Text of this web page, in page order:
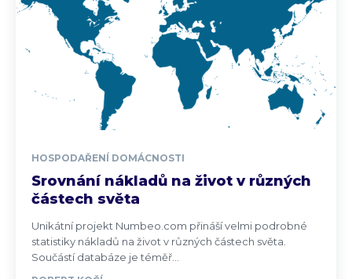
HOSPODAŘENÍ DOMÁCNOSTI
Srovnání nákladů na život v různých
částech světa
Unikátní projekt Numbeo.com přináší velmi podrobné
statistiky nákladů na život v různých částech světa.
Součástí databáze je téměř...